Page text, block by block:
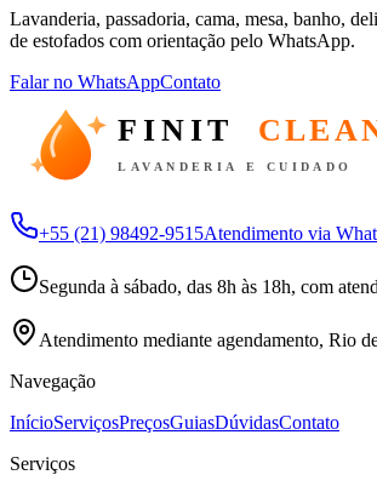
Lavanderia, passadoria, cama, mesa, banho,
de estofados com orientação pelo WhatsApp.
Falar no WhatsAppContato
FINIT
LAVANDERIA E CUIDADO
+55 (21) 98492-9515Atendimento via
Segunda à sábado, das 8h às 18h, com
Atendimento mediante agendamento, Rio
Navegação
InícioServiçosPreçosGuiasDúvidasContato
Serviços